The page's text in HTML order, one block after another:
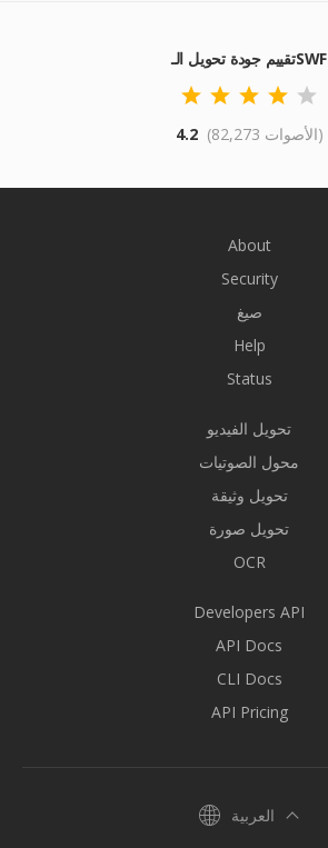
تقييم جودة تحويل الـSWF
4.2 (82,273 الأصوات)
About
Security
صيغ
Help
Status
تحويل الفيديو
محول الصوتيات
تحويل وثيقة
تحويل صورة
OCR
Developers API
API Docs
CLI Docs
API Pricing
العربية